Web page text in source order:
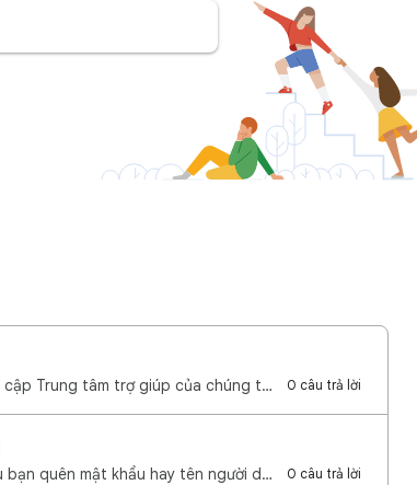
Chào mừng bạn đến với Cộng đồng Tài khoản Google! Hãy truy cập Trung tâm trợ giúp của chúng tôi để t… 0 câu trả lời
Chào mừng các bạn đến với Cộng đồng trợ giúp Tài Khoản! Nếu bạn quên mật khẩu hay tên người dùng hoặ… 0 câu trả lời